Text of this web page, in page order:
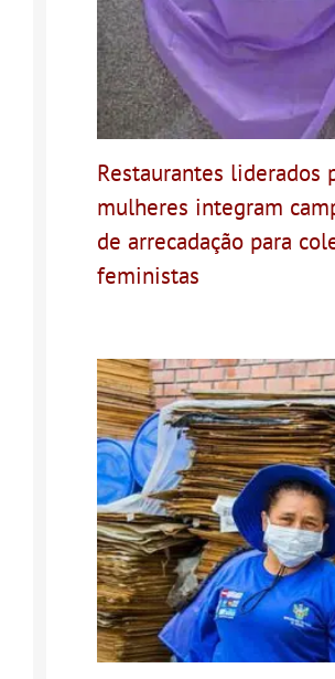
Restaurantes liderados
mulheres integram
de arrecadação para
feministas